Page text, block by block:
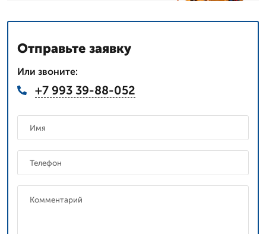
Отправьте заявку
Или звоните:
+7 993 39-88-052